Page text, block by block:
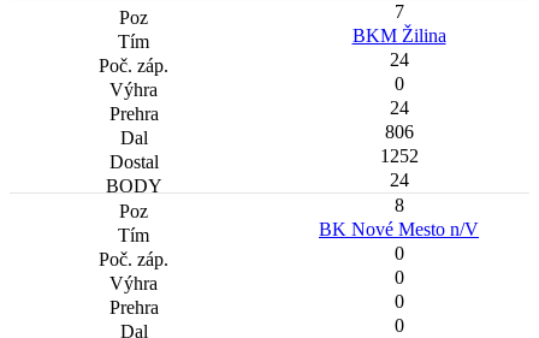
7
BKM Žilina
24
0
24
806
1252
24
8
BK Nové Mesto n/V
0
0
0
0